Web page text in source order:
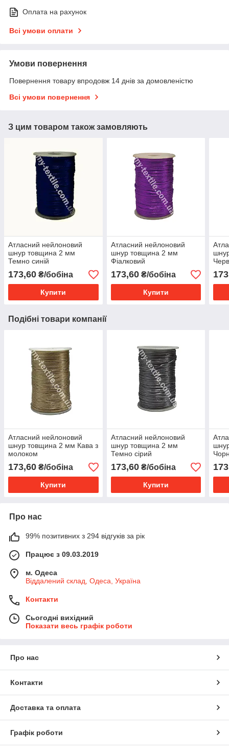
Оплата на рахунок
Всі умови оплати
Умови повернення
Повернення товару впродовж 14 днів за домовленістю
Всі умови повернення
З цим товаром також замовляють
Атласний нейлоновий
шнур товщина 2 мм
Темно синій
173,60 ₴/бобіна
Купити
Атласний нейлоновий
шнур товщина 2 мм
Фіалковий
173,60₴/бобіна
Купити
Подібні товари компанії
Атласний нейлоновий
шнур товщина 2 мм Кава з
молоком
173,60 ₴/бобіна
Купити
Атласний нейлоновий
шнур товщина 2 мм
Темно сірий
173,60₴/бобіна
Купити
Про нас
99% позитивних з 294 відгуків за рік
Працює з 09.03.2019
м. Одеса
Віддалений склад, Одеса, Україна
Контакти
Сьогодні вихідний
Показати весь графік роботи
Про нас
Контакти
Доставка та оплата
Графік роботи